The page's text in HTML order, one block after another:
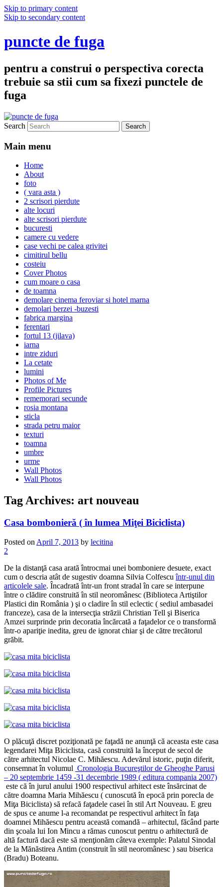
Skip to primary content
Skip to secondary content
puncte de fuga
pentru a construi o perspectiva corecta
trebuie sa stii cum sa fixezi punctele de
fuga
Search
Main menu
Home
About
foto
( vara asta )
2 scrisori pierdute
alte locuri
alte scrisori pierdute
bucuresti
camere cu vedere
case vechi pe calea grivitei
cimitirul bellu
costeiu
Cover Photos
cum moare o casa
de toamna
demolare cinema feroviar si hotel marna
demolari berzei -buzesti
fabrica margina
ferentari
fortul 13 (jilava)
iarna
intre ziduri
La cetate
lumini
Photos of Me
Profile Pictures
rememorari secunde
rosia montana
sticla
strada petru maior
texturi
toamna
umbre
urme
Wall Photos
Wall Photos
Tag Archives: art nouveau
Casa bombonieră ( în lumea Miţei Biciclista)
Posted on April 7, 2013 by lecitina
2
De la distanţă casa arată întrocmai unei bomboniere desuete, exact
cum o descria atât de sugestiv doamna Silvia Colfescuîntr-unul din
articolele sale. Încadrată într-un front stradal în care se interpune
între o clădire construită în stil neoromânesc (Biblioteca Artiştilor
Plastici din România ) şi o cladire în stil eclectic ( sediul ambasadei
franceze), casa de la intersecţia străzii Christian Tell şi Biserica
Amzei surprinde prin decoratia încărcată a faţadelor ce o transformă
într-o apariţie inedita, greu de ignorat chiar şi de către trecătorul
grăbit.
O plăcuţă discret poziţionată pe faţadă ne anunţă că aceasta este casa
legendarei Miţa Biciclista, casă construită la început de secol de
către arhitectul Nicolae C. Mihăescu. Adevărul istoric, puţin diferit,
consemnat în volumul Cronologia Bucureştilor de Gheoghe Parusi
– 20 septembrie 1459 -31 decembrie 1989 ( editura compania 2007)
este că în jurul anului 1900 respectivul arhitect este însărcinat de
către doamna Maria Mihăescu ( cunoscută în epocă prin porecla de
Miţa Biciclista) să refacă faţadele casei în stil Art Nouveau. E greu
de spus ce anume l-a recomandat pe respectivul arhitect în faţa
doamnei Mihăescu pentru această comandă – arhitectul, făcând parte
din şcoala lui Ion Mincu a rămas cunoscut pentru o arhitectură de
altă factură dacă este să menţionăm câteva exemple: Palatul Sinodal
de la Mănăstirea Antim (construit în stil neoromânesc ) sau biserica
(Bradu) Boteanu.